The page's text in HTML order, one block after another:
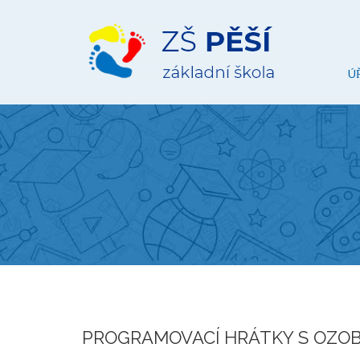
ZŠ
Pěší
PROGRAMOVACÍ HRÁTKY S